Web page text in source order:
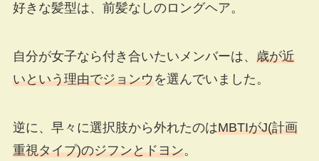
好きな髪型は、前髪なしのロングヘア。
自分が女子なら付き合いたいメンバーは、 歳が近
いという理由でジョンウを選んでいました。
逆に、早々に選択肢から外れたのはMBTIがJ(計画
重視タイプ)のジフンとドヨン。